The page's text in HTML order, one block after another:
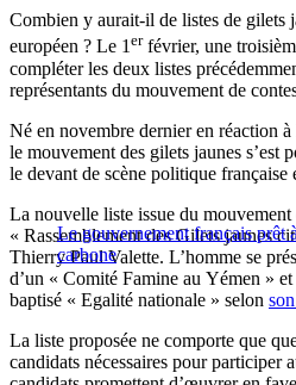
Combien y aurait-il de listes de gilets
européen ? Le 1erfévrier, une
compléter les deux listes
représentants du mouvement de
Né en novembre dernier en réaction à
le mouvement des gilets jaunes s’est
le devant de scène politique française
Le gouvernement français prêt
carbone
La nouvelle liste issue du mouvement
« Rassemblement des Gilets jaunes
Thierry Paul Valette. L’homme se
d’un « Comité Famine au Yémen »
baptisé « Egalité nationale » selon
La liste proposée ne comporte que
candidats nécessaires pour participer